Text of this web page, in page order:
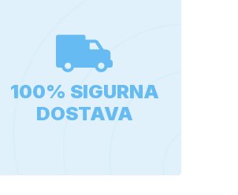
100% SIGURNA
DOSTAVA